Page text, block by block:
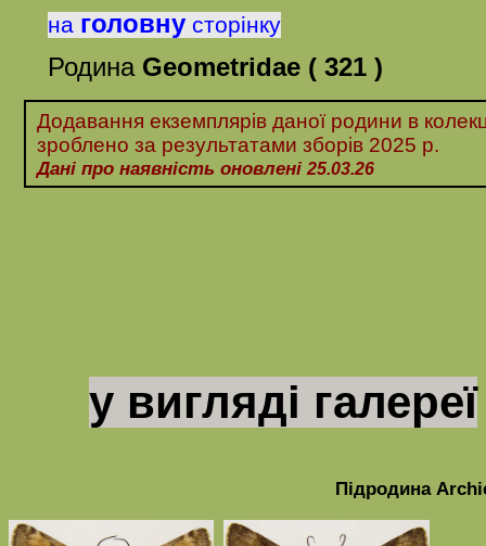
на головну сторінку
Родина Geometridae ( 321 )
Додавання екземплярів даної родини в
зроблено за результатами зборів 2025 р.
Дані про наявність оновлені 25.03.26
у вигляді галереї
Підродина